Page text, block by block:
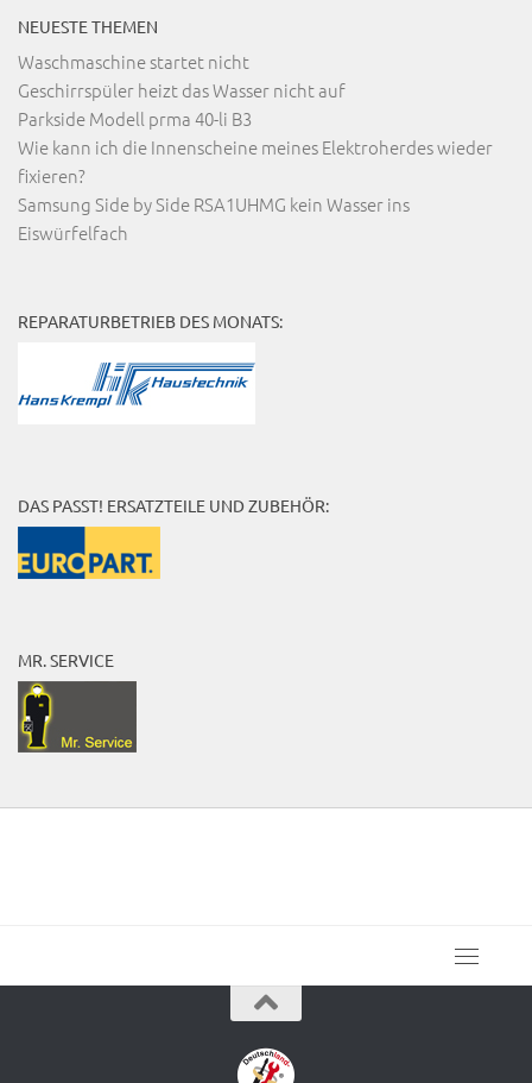
NEUESTE THEMEN
Waschmaschine startet nicht
Geschirrspüler heizt das Wasser nicht auf
Parkside Modell prma 40-li B3
Wie kann ich die Innenscheine meines Elektroherdes wieder
fixieren?
Samsung Side by Side RSA1UHMG kein Wasser ins
Eiswürfelfach
REPARATURBETRIEB DES MONATS:
DAS PASST! ERSATZTEILE UND ZUBEHÖR:
MR. SERVICE